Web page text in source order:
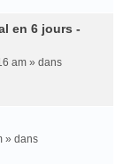
en 6 jours -
am » dans
» dans